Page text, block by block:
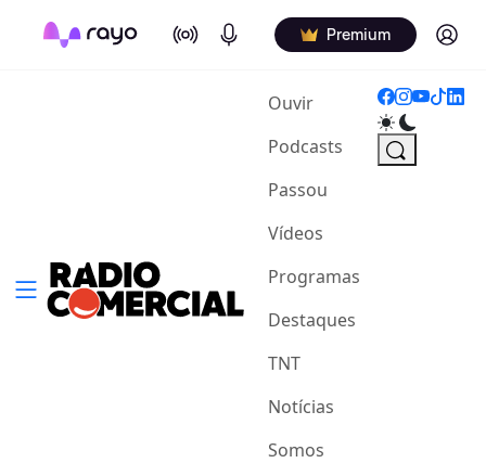
On Air Podcasts Premium Log in
Ouvir(current)
Podcasts
Passou
Vídeos
Programas
Destaques
TNT
Notícias
Somos